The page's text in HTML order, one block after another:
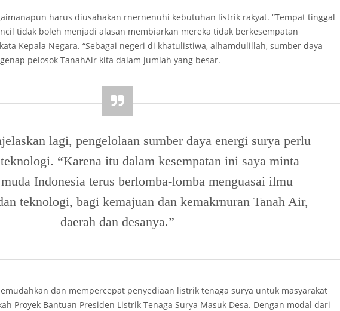
harus diusahakan rnernenuhi kebutuhan listrik rakyat. “Tempat tinggal
tidak boleh menjadi alasan membiarkan mereka tidak berkesempatan
Kepala Negara. “Sebagai negeri di khatulistiwa, alhamdulillah, sumber daya
pelosok TanahAir kita dalam jumlah yang besar.
lagi, pengelolaan surnber daya energi surya perlu
“Karena itu dalam kesempatan ini saya minta
Indonesia terus berlomba-lomba menguasai ilmu
teknologi, bagi kemajuan dan kemakrnuran Tanah Air,
daerah dan desanya.”
dan mempercepat penyediaan listrik tenaga surya untuk masyarakat
Proyek Bantuan Presiden Listrik Tenaga Surya Masuk Desa. Dengan modal dari